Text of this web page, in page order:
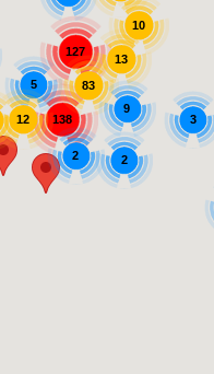
127
138
83
2
13
5
9
3
10
12
2